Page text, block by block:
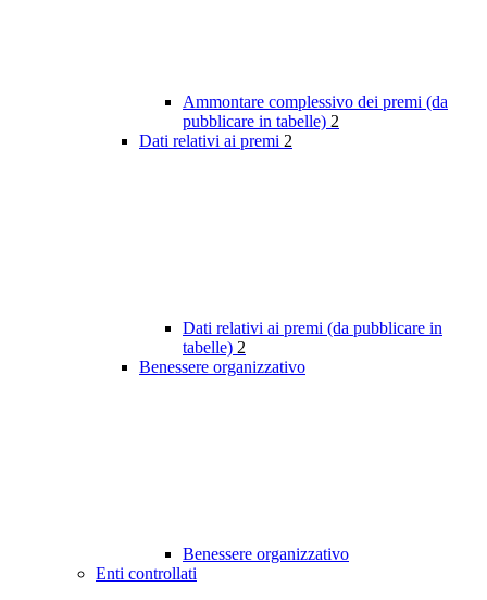
Ammontare complessivo dei premi (da
pubblicare in tabelle) 2
Dati relativi ai premi 2
Dati relativi ai premi (da pubblicare in
tabelle) 2
Benessere organizzativo
Benessere organizzativo
Enti controllati